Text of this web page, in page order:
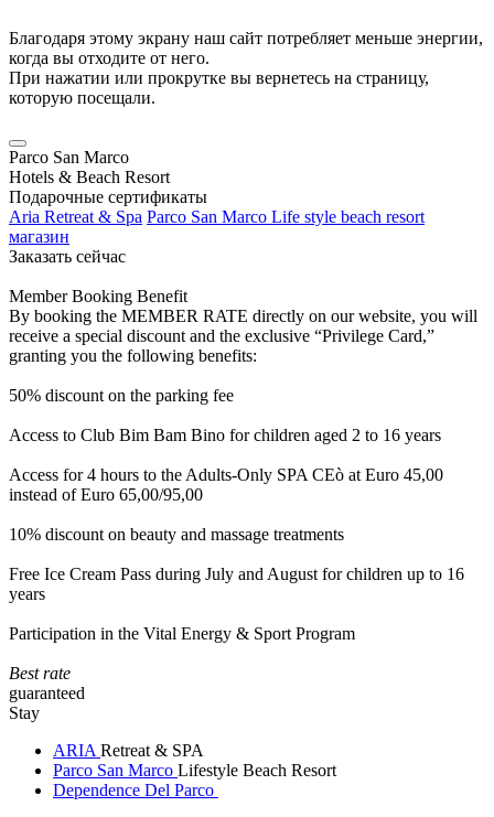
Благодаря этому экрану наш сайт потребляет меньше энергии,
когда вы отходите от него.
При нажатии или прокрутке вы вернетесь на страницу,
которую посещали.
Parco San Marco
Hotels & Beach Resort
Подарочные сертификаты
Aria Retreat & Spa Parco San Marco Life style beach resort
магазин
Заказать сейчас
Member Booking Benefit
By booking the MEMBER RATE directly on our website, you will
receive a special discount and the exclusive “Privilege Card,”
granting you the following benefits:
50% discount on the parking fee
Access to Club Bim Bam Bino for children aged 2 to 16 years
Access for 4 hours to the Adults-Only SPA CEò at Euro 45,00
instead of Euro 65,00/95,00
10% discount on beauty and massage treatments
Free Ice Cream Pass during July and August for children up to 16
years
Participation in the Vital Energy & Sport Program
Best rate
guaranteed
Stay
ARIA Retreat & SPA
Parco San Marco Lifestyle Beach Resort
Dependence Del Parco